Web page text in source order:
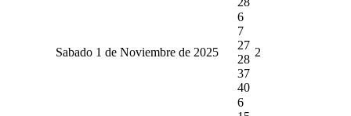
Sabado 1 de Noviembre de 2025
6
7
27
28
37
40
2
6